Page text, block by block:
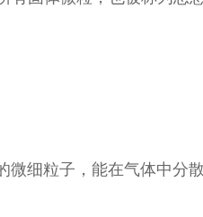
微细粒子，能在气体中